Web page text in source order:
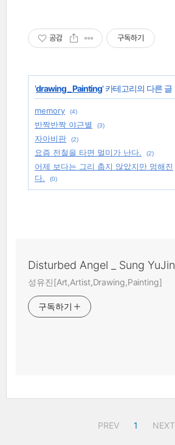
공감 구독하기
'drawing _ Painting' 카테고리의 다른 글
memory (4)
반짝반짝 야근별
(3)
자아비판
(2)
요즘 전철을 타면 멀미가 난다.
(2)
어제 보다는 그리 춥지 않았지만 멍해진
다.
(0)
Disturbed Angel _ Sung YuJin
성유진[Art,Artist,Drawing,Painting]
구독하기
PREV 1 NEXT